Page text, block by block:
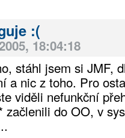
:(
18:04:18
stáhl jsem si JMF,
a nic z toho. Pro
viděli nefunkční
začlenili do OO, v